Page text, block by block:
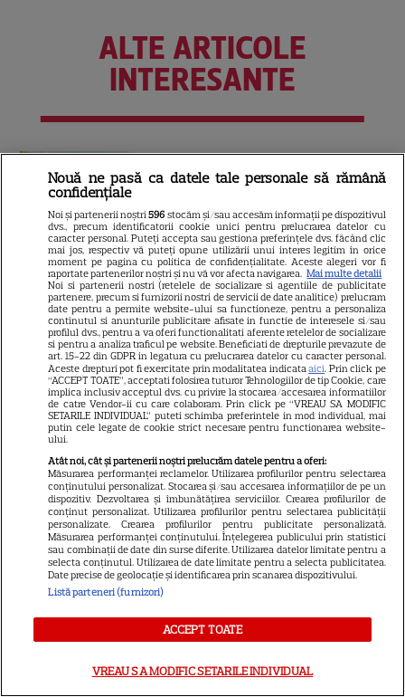
ALTE ARTICOLE
INTERESANTE
16
Noutăți Netflix în august 2026:
Robert De Niro, „Nosferatu” și
noile sezoane din „Outer
Banks” și „Un veac de
singurătate”
3
VEDETE STRĂINE
Marvel are un nou Black
Panther. David Jonsson preia
moștenirea lui Chadwick
Boseman
7
VEDETE STRĂINE
Ryan Gosling este noul Ghost
Rider din Universul Marvel.
Anunțul făcut la Comic-Con i-
a entuziasmat pe fani
DISNEY PLUS
Prada 2” s-a lansat pe Disney+.
Nouă ne pasă ca datele tale personale să rămână
confidențiale
Noi și partenerii noștri596 stocăm și/sau accesăm informații pe dispozitivul
dvs., precum identificatorii cookie unici pentru prelucrarea datelor cu
caracter personal. Puteți accepta sau gestiona preferințele dvs. făcând clic
mai jos, respectiv vă puteți opune utilizării unui interes legitim în orice
moment pe pagina cu politica de confidențialitate. Aceste alegeri vor fi
raportate partenerilor noștri și nu vă vor afecta navigarea. Mai multe detalii
Noi si partenerii nostri (retelele de socializare si agentiile de publicitate
partenere, precum si furnizorii nostri de servicii de date analitice) prelucram
date pentru a permite website-ului sa functioneze, pentru a personaliza
continutul si anunturile publicitare afisate in functie de interesele si/sau
profilul dvs., pentru a va oferi functionalitati aferente retelelor de socializare
si pentru a analiza traficul pe website. Beneficiati de drepturile prevazute de
art. 15-22 din GDPR in legatura cu prelucrarea datelor cu caracter personal.
Aceste drepturi pot fi exercitate prin modalitatea indicataaici. Prin click pe
“ACCEPT TOATE”, acceptati folosirea tuturor Tehnologiilor de tip Cookie, care
implica inclusiv acceptul dvs. cu privire la stocarea/accesarea informatiilor
de catre Vendor-ii cu care colaboram. Prin click pe “VREAU SA MODIFIC
SETARILE INDIVIDUAL” puteti schimba preferintele in mod individual, mai
putin cele legate de cookie strict necesare pentru functionarea website-
ului.
Atât noi, cât și partenerii noștri prelucrăm datele pentru a oferi:
Măsurarea performanței reclamelor. Utilizarea profilurilor pentru selectarea
conținutului personalizat. Stocarea și/sau accesarea informațiilor de pe un
dispozitiv. Dezvoltarea și îmbunătățirea serviciilor. Crearea profilurilor de
conținut personalizat. Utilizarea profilurilor pentru selectarea publicității
personalizate. Crearea profilurilor pentru publicitate personalizată.
Măsurarea performanței conținutului. Înțelegerea publicului prin statistici
sau combinații de date din surse diferite. Utilizarea datelor limitate pentru a
selecta conținutul. Utilizarea de date limitate pentru a selecta publicitatea.
Date precise de geolocație și identificarea prin scanarea dispozitivului.
Listă parteneri (furnizori)
ACCEPT TOATE
VREAU SA MODIFIC SETARILE INDIVIDUAL